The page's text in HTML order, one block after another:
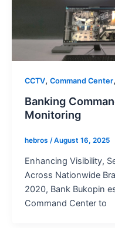
CCTV, Command Center,
Banking
Monitoring
hebros /August 16, 2025
Enhancing Visibility,
Across Nationwide
2020, Bank Bukopin
Command Center to